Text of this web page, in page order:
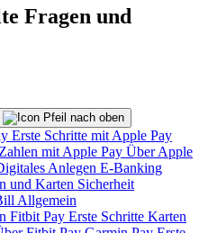
Fragen und
Erste Schritte mit Apple Pay
Zahlen mit Apple Pay Über Apple
Anlegen E-Banking
und Karten Sicherheit
Allgemein
Fitbit Pay Erste Schritte Karten